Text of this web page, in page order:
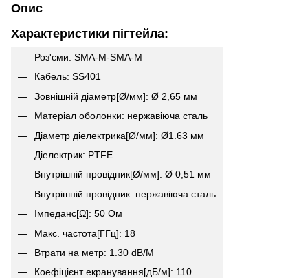
Опис
Характеристики пігтейла:
Роз'єми: SMA-M-SMA-M
Кабель: SS401
Зовнішній діаметр[Ø/мм]: Ø 2,65 мм
Матеріал оболонки: нержавіюча сталь
Діаметр діелектрика[Ø/мм]: Ø1.63 мм
Діелектрик: PTFE
Внутрішній провідник[Ø/мм]: Ø 0,51 мм
Внутрішній провідник: нержавіюча сталь
Імпеданс[Ω]: 50 Ом
Макс. частота[ГГц]: 18
Втрати на метр: 1.30 dB/M
Коефіцієнт екранування[дБ/м]: 110